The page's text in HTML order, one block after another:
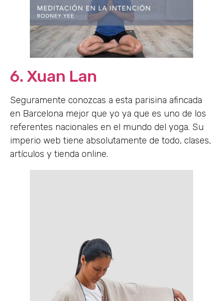
6. Xuan Lan
Seguramente conozcas a esta parisina afincada
en Barcelona mejor que yo ya que es uno de los
referentes nacionales en el mundo del yoga. Su
imperio web tiene absolutamente de todo, clases,
artículos y tienda online.